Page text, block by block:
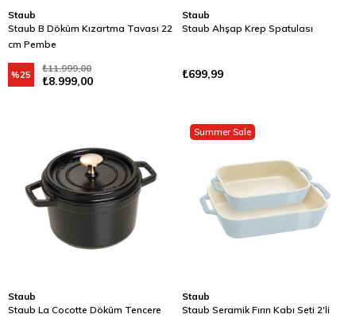
Staub
Staub B Döküm Kızartma Tavası 22
cm Pembe
₺8.999,00
₺11.999,00
%25
Staub
Staub Ahşap Krep Spatulası
₺699,99
Staub
Staub La Cocotte Döküm Tencere
Staub
Staub Seramik Fırın Kabı Seti 2'li
Summer Sale